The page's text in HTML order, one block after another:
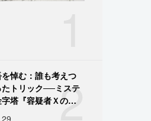
2
悼む：誰も考えつ
たトリック──ミステ
字塔『容疑者Ｘの献